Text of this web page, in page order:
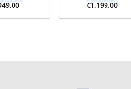
€1,199.00